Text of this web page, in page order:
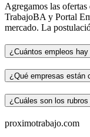
Agregamos las
TrabajoBA y Portal
mercado. La
¿Cuántos empleos
¿Qué empresas están
¿Cuáles son los
proximotrabajo.com